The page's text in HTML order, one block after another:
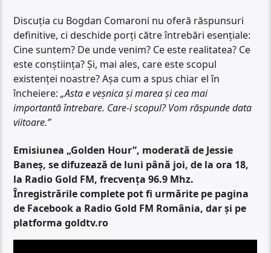
Discuția cu Bogdan Comaroni nu oferă răspunsuri
definitive, ci deschide porți către întrebări esențiale:
Cine suntem? De unde venim? Ce este realitatea? Ce
este conștiința? Și, mai ales, care este scopul
existenței noastre? Așa cum a spus chiar el în
încheiere:„Asta e veșnica și marea și cea mai
importantă întrebare. Care-i scopul? Vom răspunde data
viitoare.”
Emisiunea „Golden Hour”, moderată de Jessie
Baneș, se difuzează de luni până joi, de la ora 18,
la Radio Gold FM, frecvența 96.9 Mhz.
Înregistrările complete pot fi urmărite pe pagina
de Facebook a Radio Gold FM România, dar și pe
platforma goldtv.ro